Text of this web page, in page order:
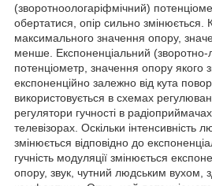
(зворотноологаріфмічний)
обертатися, опір сильно змінюється.
максимального значення опору,
менше. Експоненціальний (зворотно-
потенціометр, значення опору якого
експоненційно залежно від кута
використовується в схемах
регулятори гучності в
телевізорах. Оскільки інтенсивність
змінюється відповідно до
гучність модуляції змінюється
опору, звук, чутний людським вухом,